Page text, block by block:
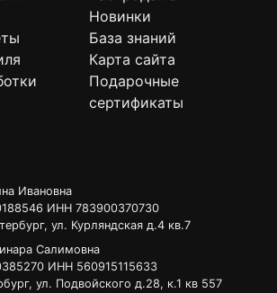
Новинки
База знаний
Карта сайта
Подарочные
сертификаты
Ивановна
ИНН 783900370730
ул. Курляндская д.4 кв.7
Салимовна
ИНН 560915115633
ул. Подвойского д.28, к.1 кв 557